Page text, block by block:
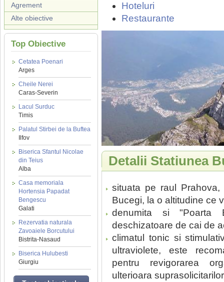
Agrement
Alte obiective
Top Obiective
Cetatea Poenari
Arges
Cheile Nerei
Caras-Severin
Lacul Surduc
Timis
Palatul Stirbei de la Buftea
Ilfov
Biserica Sfantul Nicolae
din Teius
Alba
Casa memoriala
Hortensia Papadat
Bengescu
Galati
Rezervatia naturala
Zavoaiele Borcutului
Bistrita-Nasaud
Biserica Hulubesti
Giurgiu
Hoteluri
Restaurante
Detalii Statiunea
situata pe raul
Bucegi, la o altitudine ce
denumita si "Poarta
deschizatoare de cai de
climatul tonic si
ultraviolete, este
pentru revigorarea
ulterioara